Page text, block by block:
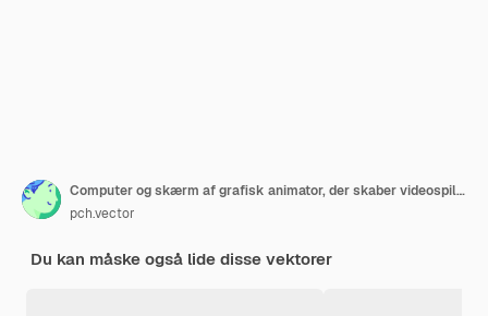
Computer og skærm af grafisk animator, der skaber videospil, modellerer bevægelse, behandler videofil, bruger professionel editor. Vektorillustration til grafisk design, kunst, designerarbejdspladskoncept
pch.vector
Du kan måske også lide disse vektorer